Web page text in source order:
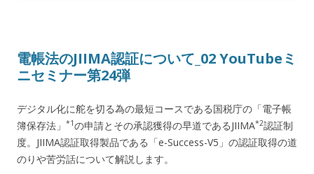
電帳法のJIIMA認証について_02 YouTubeミ
ニセミナー第24弾
デジタル化に舵を切る為の最短コースである国税庁の「電子帳
簿保存法」 *1の申請とその承認獲得の早道であるJIIMA*2認証制
度。JIIMA認証取得製品である「e-Success-V5」の認証取得の道
のりや苦労話について解説します。